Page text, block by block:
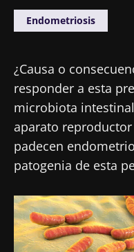
Endometriosis
¿Causa o
responder a esta
microbiota
aparato
padecen
patogenia de esta